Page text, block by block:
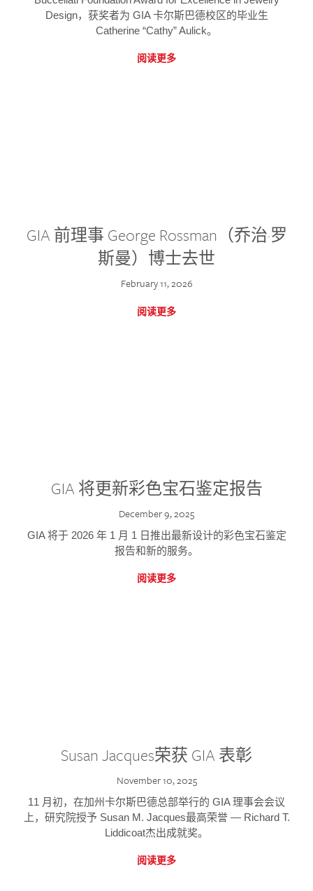
Design，获奖者为 GIA 卡尔斯巴德校区的毕业生
Catherine “Cathy” Aulick。
阅读更多
GIA 前理事 George Rossman（乔治·罗
斯曼）博士去世
February 11, 2026
阅读更多
GIA 将更新彩色宝石鉴定报告
December 9, 2025
GIA 将于 2026 年 1 月 1 日推出最新设计的彩色宝石鉴定
报告和新的服务。
阅读更多
Susan Jacques荣获 GIA 表彰
November 10, 2025
11 月初，在加州卡尔斯巴德总部举行的 GIA 理事会会议
上，研究院授予 Susan M. Jacques最高荣誉 — Richard T.
Liddicoat杰出成就奖。
阅读更多